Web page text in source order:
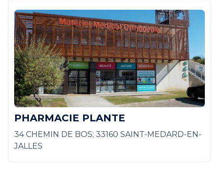
PHARMACIE PLANTE
34 CHEMIN DE BOS; 33160 SAINT-MEDARD-EN-
JALLES